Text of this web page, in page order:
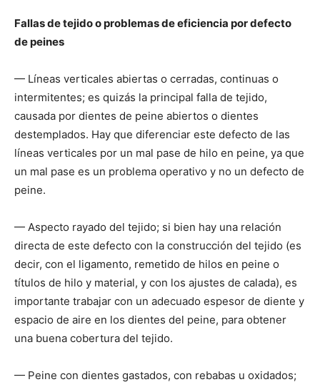
Fallas de tejido o problemas de eficiencia por defecto
de peines
— Líneas verticales abiertas o cerradas, continuas o
intermitentes; es quizás la principal falla de tejido,
causada por dientes de peine abiertos o dientes
destemplados. Hay que diferenciar este defecto de las
líneas verticales por un mal pase de hilo en peine, ya que
un mal pase es un problema operativo y no un defecto de
peine.
— Aspecto rayado del tejido; si bien hay una relación
directa de este defecto con la construcción del tejido (es
decir, con el ligamento, remetido de hilos en peine o
títulos de hilo y material, y con los ajustes de calada), es
importante trabajar con un adecuado espesor de diente y
espacio de aire en los dientes del peine, para obtener
una buena cobertura del tejido.
— Peine con dientes gastados, con rebabas u oxidados;